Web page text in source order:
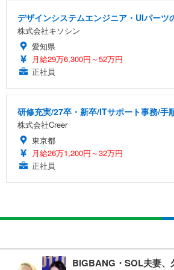
デザインシステムエンジニア・UIパー
株式会社キソシン
愛知県
月給29万6,300円～52万円
正社員
研修充実/27卒・新卒/ITサポート事務/手
株式会社Creer
東京都
月給26万1,200円～32万円
正社員
BIGBANG・SOL夫妻、